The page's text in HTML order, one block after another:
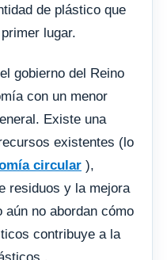
de plástico que
lugar.
gobierno del Reino
con un menor
Existe una
existentes (lo
circular ),
residuos y la mejora
no abordan cómo
contribuye a la